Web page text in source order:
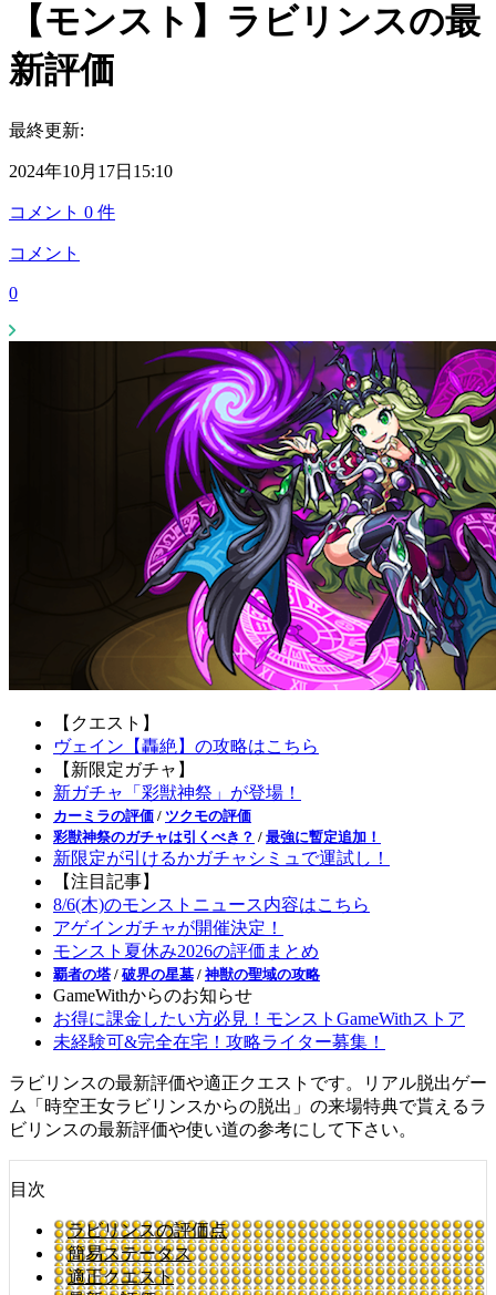
【モンスト】ラビリンスの最
新評価
最終更新:
2024年10月17日15:10
コメント 0 件
コメント
0
【クエスト】
ヴェイン【轟絶】の攻略はこちら
【新限定ガチャ】
新ガチャ「彩獣神祭」が登場！
カーミラの評価 / ツクモの評価
彩獣神祭のガチャは引くべき？ / 最強に暫定追加！
新限定が引けるかガチャシミュで運試し！
【注目記事】
8/6(木)のモンストニュース内容はこちら
アゲインガチャが開催決定！
モンスト夏休み2026の評価まとめ
覇者の塔 / 破界の星墓 / 神獣の聖域の攻略
GameWithからのお知らせ
お得に課金したい方必見！モンストGameWithストア
未経験可&完全在宅！攻略ライター募集！
ラビリンスの最新評価や適正クエストです。リアル脱出ゲー
ム「時空王女ラビリンスからの脱出」の来場特典で貰えるラ
ビリンスの最新評価や使い道の参考にして下さい。
目次
ラビリンスの評価点
簡易ステータス
適正クエスト